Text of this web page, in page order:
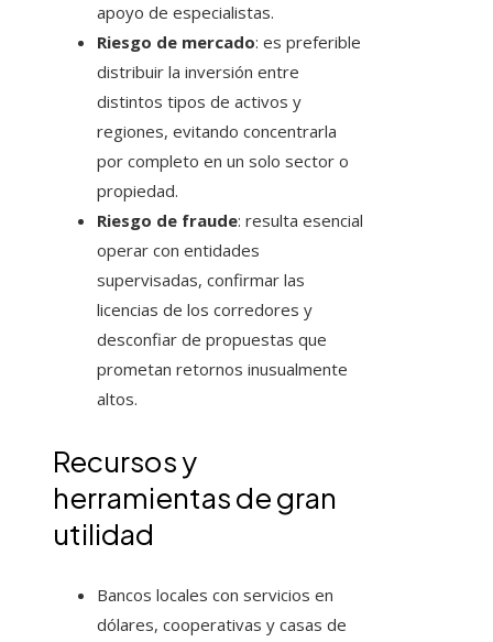
apoyo de especialistas.
Riesgo de mercado: es preferible
distribuir la inversión entre
distintos tipos de activos y
regiones, evitando concentrarla
por completo en un solo sector o
propiedad.
Riesgo de fraude: resulta esencial
operar con entidades
supervisadas, confirmar las
licencias de los corredores y
desconfiar de propuestas que
prometan retornos inusualmente
altos.
Recursos y
herramientas de gran
utilidad
Bancos locales con servicios en
dólares, cooperativas y casas de